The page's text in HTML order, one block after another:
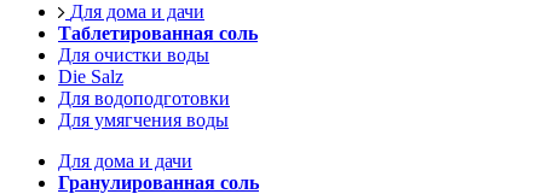
Для дома и дачи
Таблетированная соль
Для очистки воды
Die Salz
Для водоподготовки
Для умягчения воды
Для дома и дачи
Гранулированная соль